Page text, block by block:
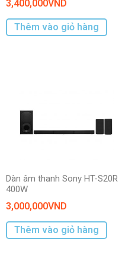
3,400,000VND
Thêm vào giỏ hàng
Dàn âm thanh Sony HT-S20R
400W
3,000,000VND
Thêm vào giỏ hàng